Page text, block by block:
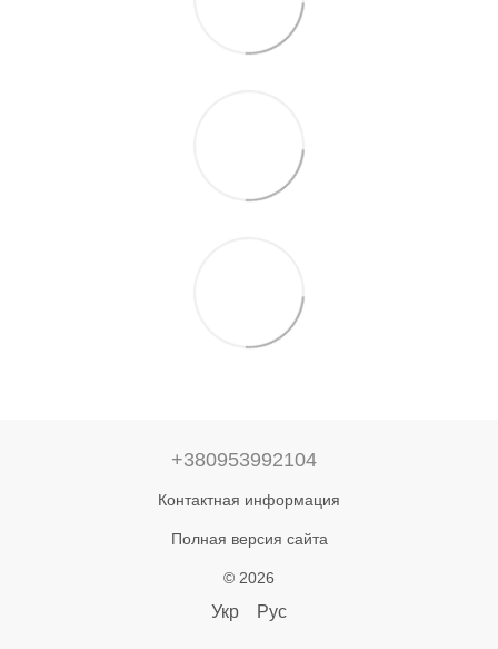
+380953992104
Контактная информация
Полная версия сайта
© 2026
Укр Рус